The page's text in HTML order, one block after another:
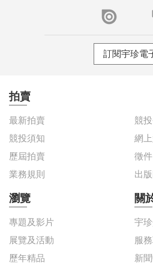
訂閱宇珍電
拍賣
最新拍賣
競
競投須知
網
歷屆拍賣
徵件
業務規則
出
瀏覽
專題及影片
展覽及活動
歷年精品
關
宇
服
新